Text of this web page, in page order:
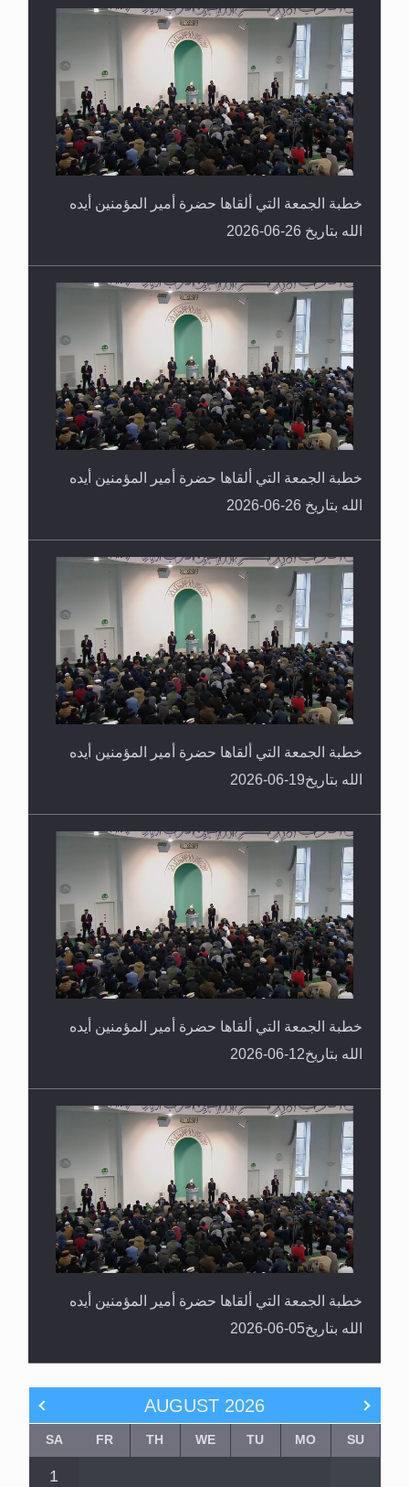
خطبة الجمعة التي ألقاها حضرة أمير المؤمنين أيده
الله بتاريخ 26-06-2026
خطبة الجمعة التي ألقاها حضرة أمير المؤمنين أيده
الله بتاريخ 26-06-2026
خطبة الجمعة التي ألقاها حضرة أمير المؤمنين أيده
الله بتاريخ19-06-2026
خطبة الجمعة التي ألقاها حضرة أمير المؤمنين أيده
الله بتاريخ12-06-2026
خطبة الجمعة التي ألقاها حضرة أمير المؤمنين أيده
الله بتاريخ05-06-2026
AUGUST 2026
SU
MO
TU
WE
TH
FR
SA
1